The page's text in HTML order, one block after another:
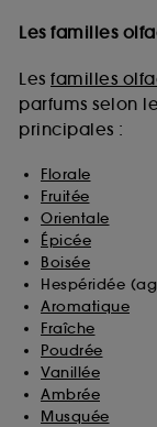
Les familles
Les familles
parfums selon
principales :
Florale
Fruitée
Orientale
Épicée
Boisée
Hespéridée
Aromatique
Fraîche
Poudrée
Vanillée
Ambrée
Musquée
collectées ou
sur
moment
souhaitez
utilisés, cliquez